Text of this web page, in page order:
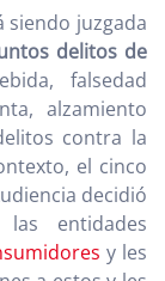
siendo juzgada
delitos de
falsedad
alzamiento
contra la
el cinco
decidió
entidades
y les